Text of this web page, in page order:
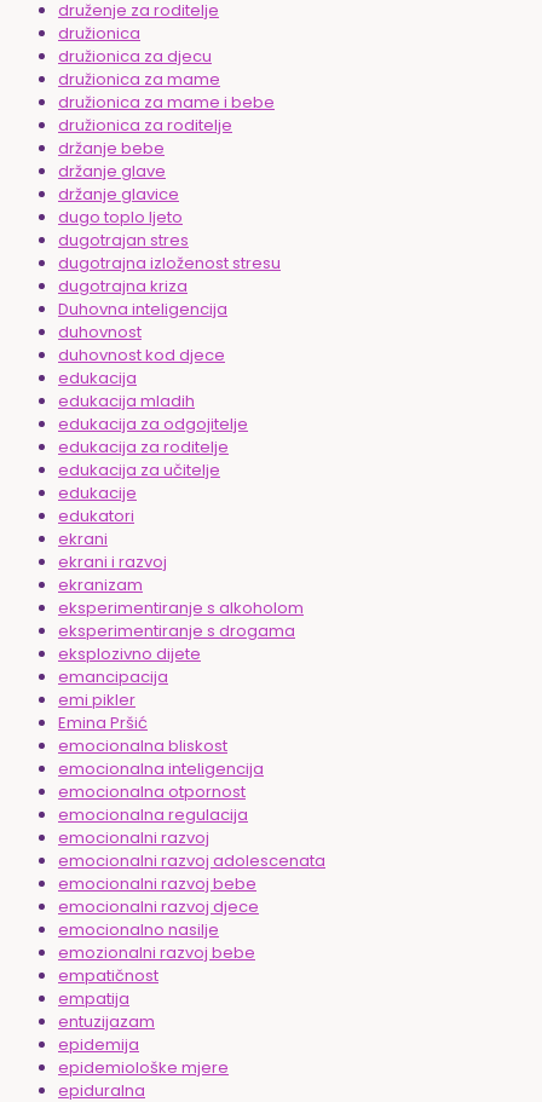
druženje za roditelje
družionica
družionica za djecu
družionica za mame
družionica za mame i bebe
družionica za roditelje
držanje bebe
držanje glave
držanje glavice
dugo toplo ljeto
dugotrajan stres
dugotrajna izloženost stresu
dugotrajna kriza
Duhovna inteligencija
duhovnost
duhovnost kod djece
edukacija
edukacija mladih
edukacija za odgojitelje
edukacija za roditelje
edukacija za učitelje
edukacije
edukatori
ekrani
ekrani i razvoj
ekranizam
eksperimentiranje s alkoholom
eksperimentiranje s drogama
eksplozivno dijete
emancipacija
emi pikler
Emina Pršić
emocionalna bliskost
emocionalna inteligencija
emocionalna otpornost
emocionalna regulacija
emocionalni razvoj
emocionalni razvoj adolescenata
emocionalni razvoj bebe
emocionalni razvoj djece
emocionalno nasilje
emozionalni razvoj bebe
empatičnost
empatija
entuzijazam
epidemija
epidemiološke mjere
epiduralna